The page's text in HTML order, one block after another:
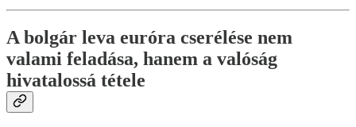
A bolgár leva euróra cserélése nem
valami feladása, hanem a valóság
hivatalossá tétele